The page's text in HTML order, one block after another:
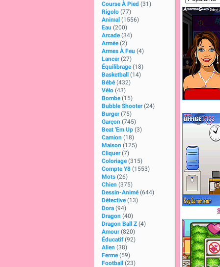
Course À Pied (31)
Rigolo (77)
Animal (1556)
Eau (200)
Arcade (34)
Armée (2)
Armes À Feu (4)
Lancer (27)
Équilibrage (18)
Basketball
(14)
Bébé (432)
Vélo (43)
Bombe (15)
Bubble Shooter (24)
Burger (75)
Garçon (745)
Beat 'Em Up (3)
Camion (18)
Maison (125)
Cliquer (7)
Coloriage (315)
Compte Y8 (1553)
Mots (26)
Chien (375)
Dessin-Animé (644)
Détective (13)
Dora (94)
Dragon (40)
Dragon Ball Z (4)
Amour (820)
Éducatif (92)
Alien (38)
Ferme (59)
Football
(23)